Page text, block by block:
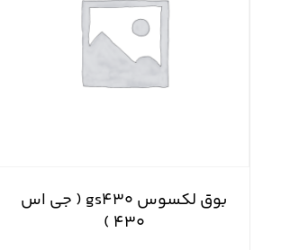
بوق لکسوس gs۴۳۰ ( جی اس
۴۳۰ )